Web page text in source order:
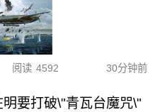
阅读 4592 30分钟前
要打破\"青瓦台魔咒\"